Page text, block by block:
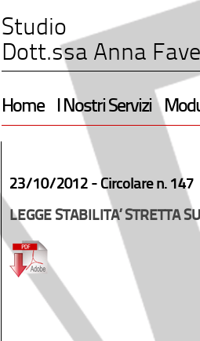
Studio
Dott.ssa Anna
Home I Nostri Servizi
23/10/2012 - Circolare n. 147
LEGGE STABILITA’ STRETTA